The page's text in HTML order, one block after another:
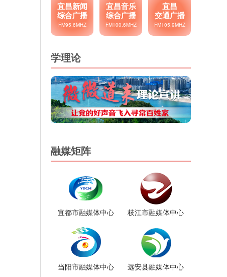
宜昌新闻
综合广播
FM95.6MHZ
宜昌音乐
综合广播
FM100.6MHZ
宜昌
交通广播
FM105.9MHZ
学理论
融媒矩阵
宜都市融媒体中心 枝江市融媒体中心
当阳市融媒体中心 远安县融媒体中心